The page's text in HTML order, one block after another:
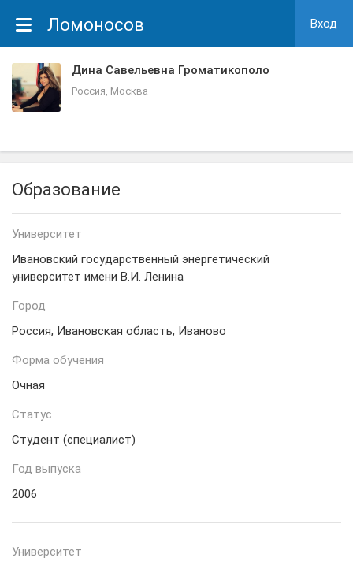
Ломоносов Вход
Дина Савельевна Громатикополо
Россия, Москва
Образование
Университет
Ивановский государственный энергетический
университет имени В.И. Ленина
Город
Россия, Ивановская область, Иваново
Форма обучения
Очная
Статус
Студент (специалист)
Год выпуска
2006
Университет